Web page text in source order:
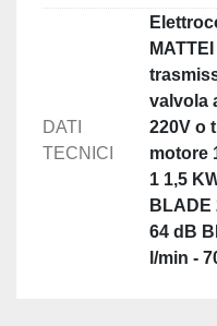
valvola anticondensa
della temperatura
funzionamento
Semplicità di
richiede pochissima
poche operazioni
sono dotati di un solo
manutenzione.
Facili da Installare: I
BLADE non
DATI
TECNICI
valvola
220V o
motore
1 1,5
BLADE
64 dB
l/min -